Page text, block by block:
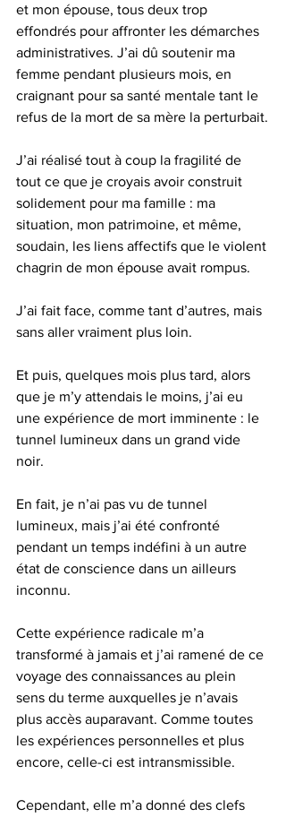
et mon épouse, tous deux trop
effondrés pour affronter les démarches
administratives. J’ai dû soutenir ma
femme pendant plusieurs mois, en
craignant pour sa santé mentale tant le
refus de la mort de sa mère la perturbait.
J’ai réalisé tout à coup la fragilité de
tout ce que je croyais avoir construit
solidement pour ma famille : ma
situation, mon patrimoine, et même,
soudain, les liens affectifs que le violent
chagrin de mon épouse avait rompus.
J’ai fait face, comme tant d’autres, mais
sans aller vraiment plus loin.
Et puis, quelques mois plus tard, alors
que je m’y attendais le moins, j’ai eu
une expérience de mort imminente : le
tunnel lumineux dans un grand vide
noir.
En fait, je n’ai pas vu de tunnel
lumineux, mais j’ai été confronté
pendant un temps indéfini à un autre
état de conscience dans un ailleurs
inconnu.
Cette expérience radicale m’a
transformé à jamais et j’ai ramené de ce
voyage des connaissances au plein
sens du terme auxquelles je n’avais
plus accès auparavant. Comme toutes
les expériences personnelles et plus
encore, celle-ci est intransmissible.
Cependant, elle m’a donné des clefs